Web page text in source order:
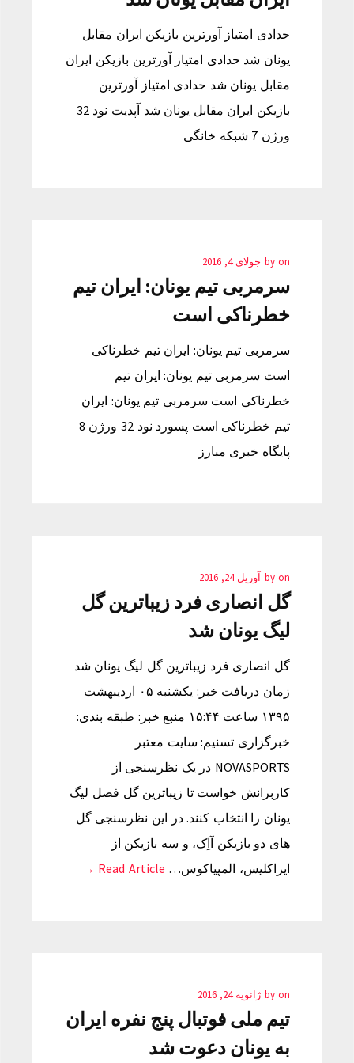
حدادی امتیاز آورترین بازیکن ایران مقابل
یونان شد حدادی امتیاز آورترین بازیکن ایران
مقابل یونان شد حدادی امتیاز آورترین
بازیکن ایران مقابل یونان شد آپدیت نود 32
ورژن 7 شبکه خانگی
by on جولای 4, 2016
سرمربی تیم یونان: ایران تیم
خطرناکی است
سرمربی تیم یونان: ایران تیم خطرناکی
است سرمربی تیم یونان: ایران تیم
خطرناکی است سرمربی تیم یونان: ایران
تیم خطرناکی است پسورد نود 32 ورژن 8
پایگاه خبری مبارز
by on آوریل 24, 2016
گل انصاری فرد زیباترین گل
لیگ یونان شد
گل انصاری فرد زیباترین گل لیگ یونان شد
زمان دریافت خبر: یکشنبه ۰۵ اردیبهشت
۱۳۹۵ ساعت ۱۵:۴۴ منبع خبر: طبقه بندی:
خبرگزاری تسنیم: سایت معتبر
NOVASPORTS در یک نظرسنجی از
کاربرانش خواست تا زیباترین گل فصل لیگ
یونان را انتخاب کنند. در این نظرسنجی گل
های دو بازیکن آاِک، و سه بازیکن از
ایراکلیس، المپیاکوس… Read Article →
by on ژانویه 24, 2016
تیم ملی فوتبال پنج نفره ایران
به یونان دعوت شد